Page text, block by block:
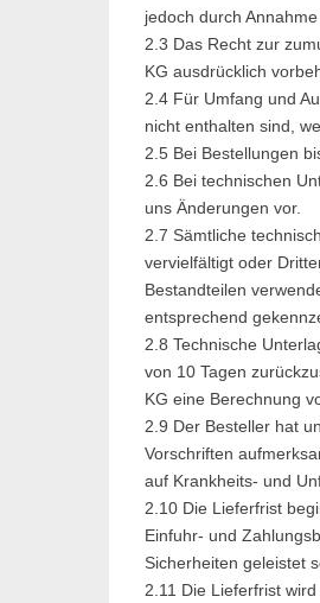
jedoch durch
2.3 Das Recht zur
KG ausdrücklich
2.4 Für Umfang und
nicht enthalten sind,
2.5 Bei Bestellungen
2.6 Bei technischen
uns Änderungen vor.
2.7 Sämtliche
vervielfältigt oder
Bestandteilen
entsprechend
2.8 Technische
von 10 Tagen
KG eine Berechnung
2.9 Der Besteller hat
Vorschriften
auf Krankheits- und
2.10 Die Lieferfrist
Einfuhr- und
Sicherheiten geleistet
2.11 Die Lieferfrist